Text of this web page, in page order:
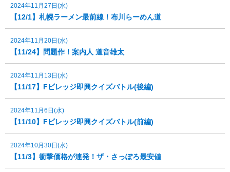
2024年11月27日(水)
【12/1】札幌ラーメン最前線！布川らーめん道
2024年11月20日(水)
【11/24】問題作！案内人 道音雄太
2024年11月13日(水)
【11/17】Fビレッジ即興クイズバトル(後編)
2024年11月6日(水)
【11/10】Fビレッジ即興クイズバトル(前編)
2024年10月30日(水)
【11/3】衝撃価格が連発！ザ・さっぽろ最安値